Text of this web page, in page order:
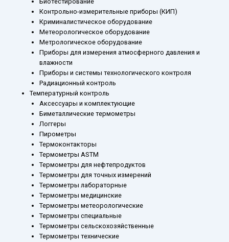
Контрольно-измерительные приборы (КИП)
Криминалистическое оборудование
Метеорологическое оборудование
Метрологическое оборудование
Приборы для измерения атмосферного давления и
влажности
Приборы и системы технологического контроля
Радиационный контроль
Температурный контроль
Аксессуары и комплектующие
Биметаллические термометры
Логгеры
Пирометры
Термоконтакторы
Термометры ASTM
Термометры для нефтепродуктов
Термометры для точных измерений
Термометры лабораторные
Термометры медицинские
Термометры метеорологические
Термометры специальные
Термометры сельскохозяйственные
Термометры технические